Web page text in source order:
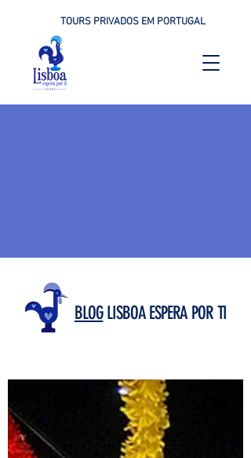
TOURS PRIVADOS EM PORTUGAL
BLOGLISBOA ESPERA POR TI